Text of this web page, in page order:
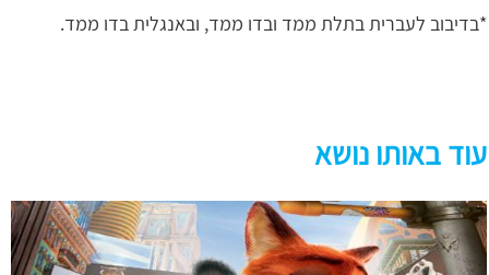
*בדיבוב לעברית בתלת ממד ובדו ממד, ובאנגלית בדו ממד.
עוד באותו נושא